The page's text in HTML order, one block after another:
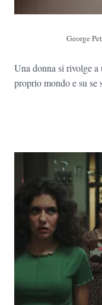
George
Una donna si rivolge a
proprio mondo e su se